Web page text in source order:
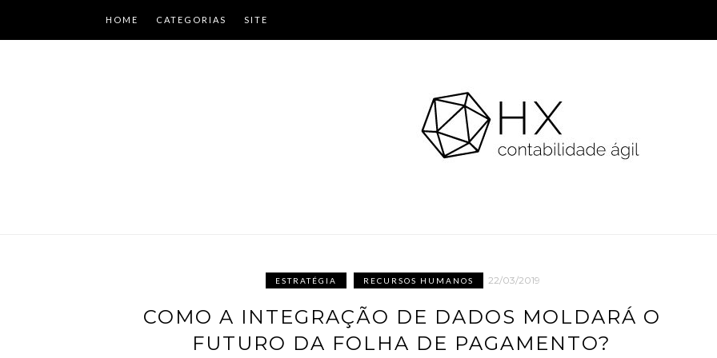
content
HOME CATEGORIAS SITE
ESTRATÉGIA RECURSOS HUMANOS 22/03/2019
COMO A INTEGRAÇÃO DE DADOS MOLDARÁ O
FUTURO DA FOLHA DE PAGAMENTO?